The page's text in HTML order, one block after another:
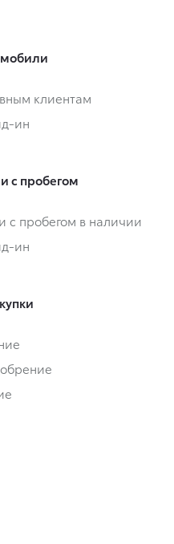
клиентам
ин
с пробегом
с пробегом в наличии
ин